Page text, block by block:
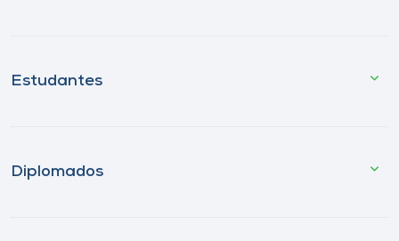
Estudantes
Diplomados